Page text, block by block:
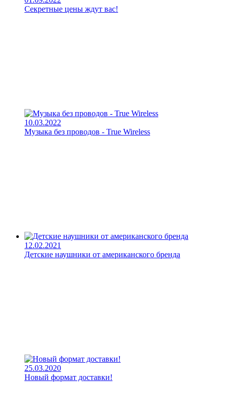
Секретные цены ждут вас!
10.03.2022
Музыка без проводов - True Wireless
12.02.2021
Детские наушники от американского бренда
25.03.2020
Новый формат доставки!